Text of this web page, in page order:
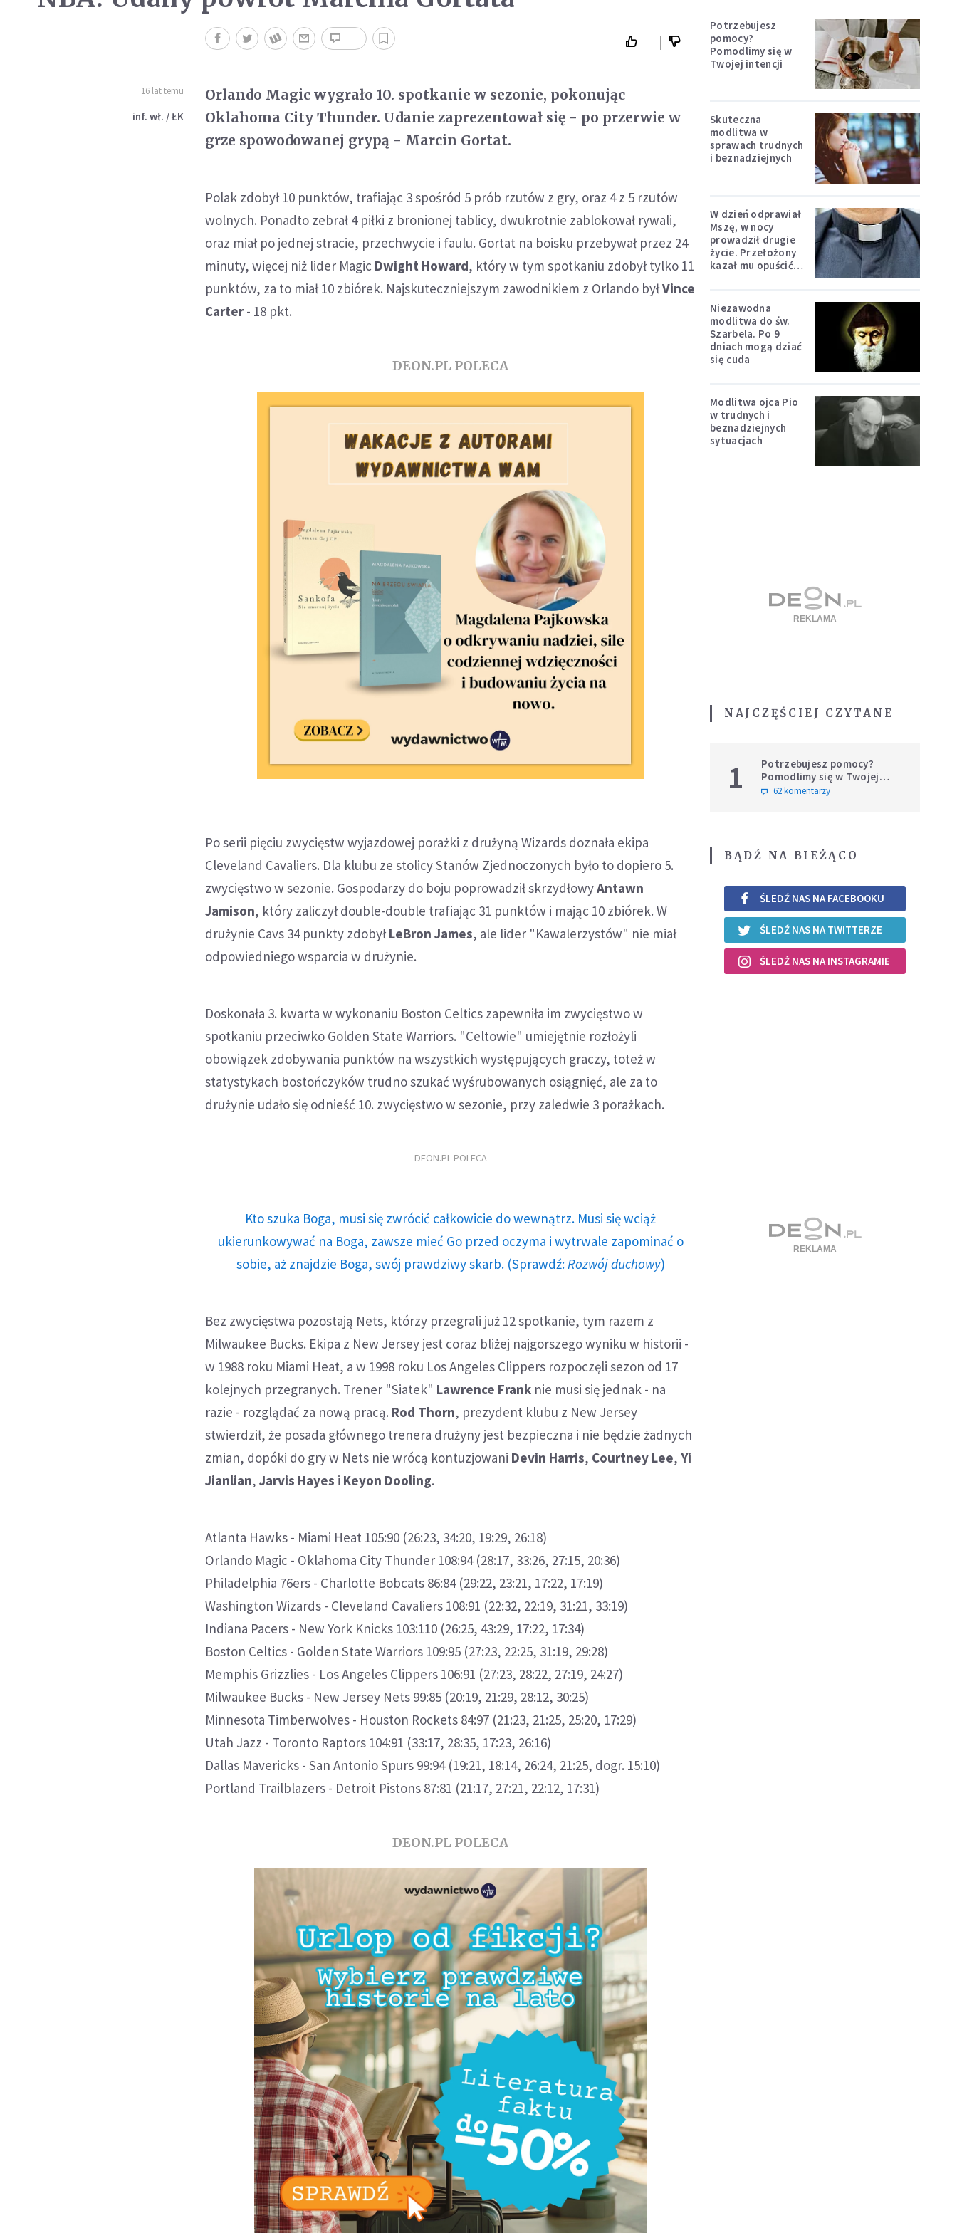
16 lat temu
inf. wł. / ŁK
Orlando Magic wygrało 10. spotkanie w sezonie, pokonując
Oklahoma City Thunder. Udanie zaprezentował się - po przerwie w
grze spowodowanej grypą - Marcin Gortat.
Polak zdobył 10 punktów, trafiając 3 spośród 5 prób rzutów z gry, oraz 4 z 5 rzutów
wolnych. Ponadto zebrał 4 piłki z bronionej tablicy, dwukrotnie zablokował rywali,
oraz miał po jednej stracie, przechwycie i faulu. Gortat na boisku przebywał przez 24
minuty, więcej niż lider Magic Dwight Howard, który w tym spotkaniu zdobył tylko 11
punktów, za to miał 10 zbiórek. Najskuteczniejszym zawodnikiem z Orlando byłVince
Carter- 18 pkt.
DEON.PL POLECA
Po serii pięciu zwycięstw wyjazdowej porażki z drużyną Wizards doznała ekipa
Cleveland Cavaliers. Dla klubu ze stolicy Stanów Zjednoczonych było to dopiero 5.
zwycięstwo w sezonie. Gospodarzy do boju poprowadził skrzydłowyAntawn
Jamison, który zaliczył double-double trafiając 31 punktów i mając 10 zbiórek. W
drużynie Cavs 34 punkty zdobył LeBron James, ale lider "Kawalerzystów" nie miał
odpowiedniego wsparcia w drużynie.
Doskonała 3. kwarta w wykonaniu Boston Celtics zapewniła im zwycięstwo w
spotkaniu przeciwko Golden State Warriors. "Celtowie" umiejętnie rozłożyli
obowiązek zdobywania punktów na wszystkich występujących graczy, toteż w
statystykach bostończyków trudno szukać wyśrubowanych osiągnięć, ale za to
drużynie udało się odnieść 10. zwycięstwo w sezonie, przy zaledwie 3 porażkach.
DEON.PL POLECA
Kto szuka Boga, musi się zwrócić całkowicie do wewnątrz. Musi się wciąż
ukierunkowywać na Boga, zawsze mieć Go przed oczyma i wytrwale zapominać o
sobie, aż znajdzie Boga, swój prawdziwy skarb. (Sprawdź:Rozwój duchowy)
Bez zwycięstwa pozostają Nets, którzy przegrali już 12 spotkanie, tym razem z
Milwaukee Bucks. Ekipa z New Jersey jest coraz bliżej najgorszego wyniku w historii -
w 1988 roku Miami Heat, a w 1998 roku Los Angeles Clippers rozpoczęli sezon od 17
kolejnych przegranych. Trener "Siatek" Lawrence Frank nie musi się jednak - na
razie - rozglądać za nową pracą. Rod Thorn, prezydent klubu z New Jersey
stwierdził, że posada głównego trenera drużyny jest bezpieczna i nie będzie żadnych
zmian, dopóki do gry w Nets nie wrócą kontuzjowani Devin Harris, Courtney Lee,Yi
Jianlian,Jarvis Hayes i Keyon Dooling.
Atlanta Hawks - Miami Heat 105:90 (26:23, 34:20, 19:29, 26:18)
Orlando Magic - Oklahoma City Thunder 108:94 (28:17, 33:26, 27:15, 20:36)
Philadelphia 76ers - Charlotte Bobcats 86:84 (29:22, 23:21, 17:22, 17:19)
Washington Wizards - Cleveland Cavaliers 108:91 (22:32, 22:19, 31:21, 33:19)
Indiana Pacers - New York Knicks 103:110 (26:25, 43:29, 17:22, 17:34)
Boston Celtics - Golden State Warriors 109:95 (27:23, 22:25, 31:19, 29:28)
Memphis Grizzlies - Los Angeles Clippers 106:91 (27:23, 28:22, 27:19, 24:27)
Milwaukee Bucks - New Jersey Nets 99:85 (20:19, 21:29, 28:12, 30:25)
Minnesota Timberwolves - Houston Rockets 84:97 (21:23, 21:25, 25:20, 17:29)
Utah Jazz - Toronto Raptors 104:91 (33:17, 28:35, 17:23, 26:16)
Dallas Mavericks - San Antonio Spurs 99:94 (19:21, 18:14, 26:24, 21:25, dogr. 15:10)
Portland Trailblazers - Detroit Pistons 87:81 (21:17, 27:21, 22:12, 17:31)
DEON.PL POLECA
Potrzebujesz
pomocy?
Pomodlimy się w
Twojej intencji
Skuteczna
modlitwa w
sprawach trudnych
i beznadziejnych
W dzień odprawiał
Mszę, w nocy
prowadził drugie
życie. Przełożony
kazał mu opuścić
Niezawodna
modlitwa do św.
Szarbela. Po 9
dniach mogą dziać
się cuda
Modlitwa ojca Pio
w trudnych i
beznadziejnych
sytuacjach
NAJCZĘŚCIEJ CZYTANE
1
Potrzebujesz pomocy?
Pomodlimy się w Twojej
intencji
62 komentarzy
BĄDŹ NA BIEŻĄCO
ŚLEDŹ NAS NA FACEBOOKU
ŚLEDŹ NAS NA TWITTERZE
ŚLEDŹ NAS NA INSTAGRAMIE